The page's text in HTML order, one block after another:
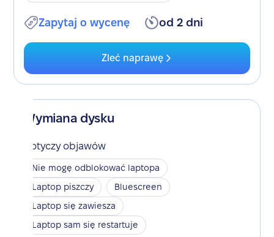
Zapytaj o wycenę od 2 dni
Zleć naprawę
Wymiana dysku
Dotyczy objawów
Nie mogę odblokować laptopa
Laptop piszczy
Bluescreen
Laptop się zawiesza
Laptop sam się restartuje